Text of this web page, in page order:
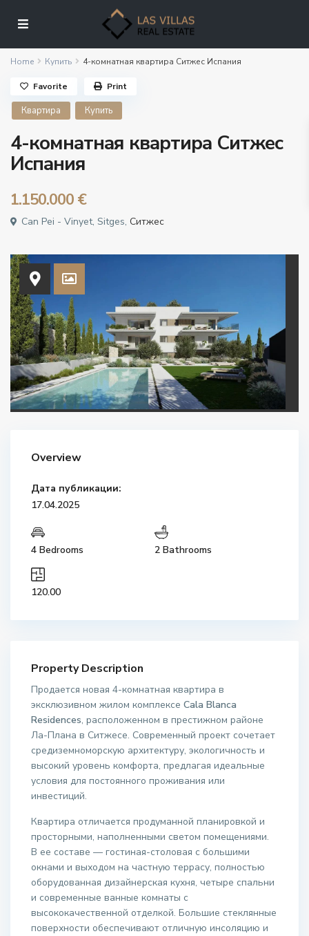
Home Купить 4-комнатная квартира Ситжес Испания
Квартира Купить
4-комнатная квартира Ситжес
Испания
1.150.000 €
Can Pei - Vinyet, Sitges, Ситжес
Favorite Print
Overview
Дата публикации:
17.04.2025
4 Bedrooms 2 Bathrooms
120.00
Property Description
Продается новая 4-комнатная квартира в
эксклюзивном жилом комплексеCala Blanca
Residences, расположенном в престижном районе
Ла-Плана в Ситжесе. Современный проект сочетает
средиземноморскую архитектуру, экологичность и
высокий уровень комфорта, предлагая идеальные
условия для постоянного проживания или
инвестиций.
Квартира отличается продуманной планировкой и
просторными, наполненными светом помещениями.
В ее составе — гостиная-столовая с большими
окнами и выходом на частную террасу, полностью
оборудованная дизайнерская кухня, четыре спальни
и современные ванные комнаты с
высококачественной отделкой. Большие стеклянные
поверхности обеспечивают отличную инсоляцию и